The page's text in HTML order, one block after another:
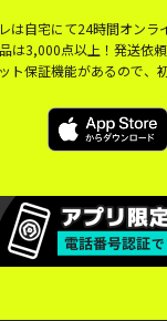
は自宅にて24時間オン
は3,000点以上！発送依
ト保証機能があるので、